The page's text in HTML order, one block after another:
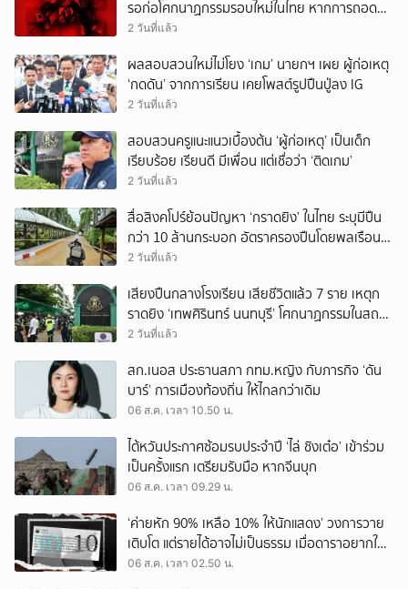
รอก่อโศกนาฏกรรมรอบใหม่ในไทย หากการถอดบท
เรียนของรัฐเป็นเพียง ‘ลมปาก’
2 วันที่แล้ว
ผลสอบสวนใหม่ไม่โยง ‘เกม’ นายกฯ เผย ผู้ก่อเหตุ
‘กดดัน’ จากการเรียน เคยโพสต์รูปปืนปู่ลง IG
2 วันที่แล้ว
สอบสวนครูแนะแนวเบื้องต้น ‘ผู้ก่อเหตุ’ เป็นเด็ก
เรียบร้อย เรียนดี มีเพื่อน แต่เชื่อว่า ‘ติดเกม’
2 วันที่แล้ว
สื่อสิงคโปร์ย้อนปัญหา ‘กราดยิง’ ในไทย ระบุมีปืน
กว่า 10 ล้านกระบอก อัตราครองปืนโดยพลเรือน
สูงที่สุดในภูมิภาค
2 วันที่แล้ว
เสียงปืนกลางโรงเรียน เสียชีวิตแล้ว 7 ราย เหตุก
ราดยิง ‘เทพศิรินทร์ นนทบุรี’ โศกนาฏกรรมในสถาน
ศึกษา ครั้งที่ 2 ในรอบปี
2 วันที่แล้ว
สก.เนอส ประธานสภา กทม.หญิง กับภารกิจ ‘ดัน
บาร์’ การเมืองท้องถิ่น ให้ไกลกว่าเดิม
06 ส.ค. เวลา 10.50 น.
ไต้หวันประกาศซ้อมรบประจำปี ‘ไล่ ชิงเต๋อ’ เข้าร่วม
เป็นครั้งแรก เตรียมรับมือ หากจีนบุก
06 ส.ค. เวลา 09.29 น.
‘ค่ายหัก 90% เหลือ 10% ให้นักแสดง’ วงการวาย
เติบโต แต่รายได้อาจไม่เป็นธรรม เมื่อดาราอยากให้มี
‘สัญญามาตรฐาน’
06 ส.ค. เวลา 02.50 น.